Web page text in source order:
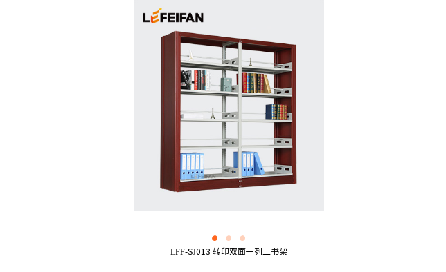
LFF-SJ013 转印双面一列二书架